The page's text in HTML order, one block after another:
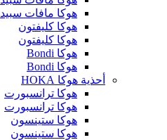
هوكا مافات سبيد
هوكا كليفتون
هوكا كليفتون
هوكا Bondi
هوكا Bondi
أحذية هوكا HOKA
هوكا ترانسبورت
هوكا ترانسبورت
هوكا ستينسون
هوكا ستينسون